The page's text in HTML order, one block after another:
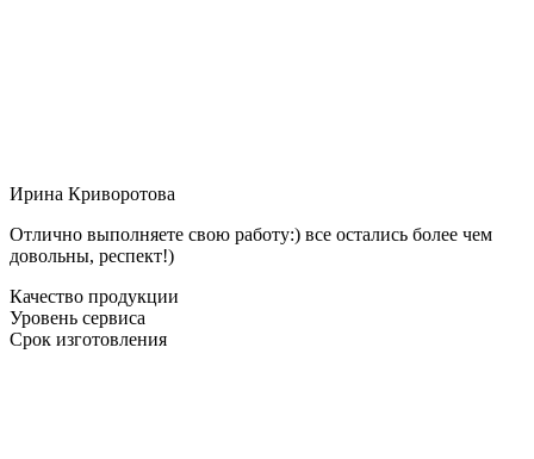
Ирина Криворотова
Отлично выполняете свою работу:) все остались более чем
довольны, респект!)
Качество продукции
Уровень сервиса
Срок изготовления